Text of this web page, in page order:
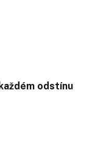
odstínu